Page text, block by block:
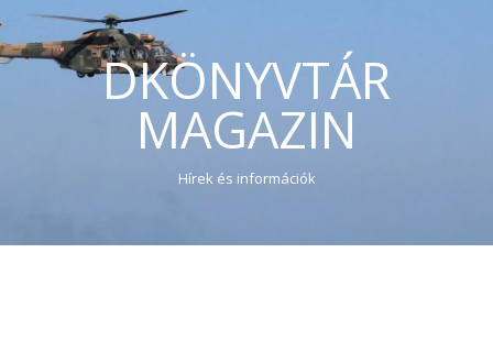
DKÖNYVTÁR
MAGAZIN
Hírek és információk